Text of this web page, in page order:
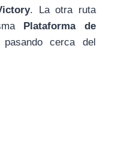
. La otra ruta
Plataforma de
cerca del